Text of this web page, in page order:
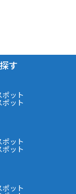
す
ット
ポット
ット
ット
ット